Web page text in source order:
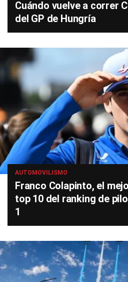
Cuándo vuelve a correr
del GP de Hungría
AUTOMOVILISMO
Franco Colapinto, el
top 10 del ranking de
1